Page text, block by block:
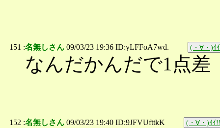
151 :名無しさん 09/03/23 19:36 ID:yLFFoA7wd. (・∀・)ｲ
なんだかんだで1点差
152 :名無しさん 09/03/23 19:40 ID:9JFVUfttkK (・∀・)ｲｲ